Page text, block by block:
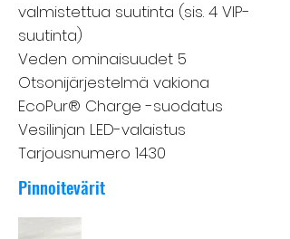
valmistettua suutinta (sis. 4 VIP-
suutinta)
Veden ominaisuudet 5
Otsonijärjestelmä vakiona
EcoPur® Charge -suodatus
Vesilinjan LED-valaistus
Tarjousnumero 1430
Pinnoitevärit